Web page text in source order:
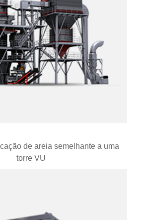
de areia semelhante a uma
torre VU